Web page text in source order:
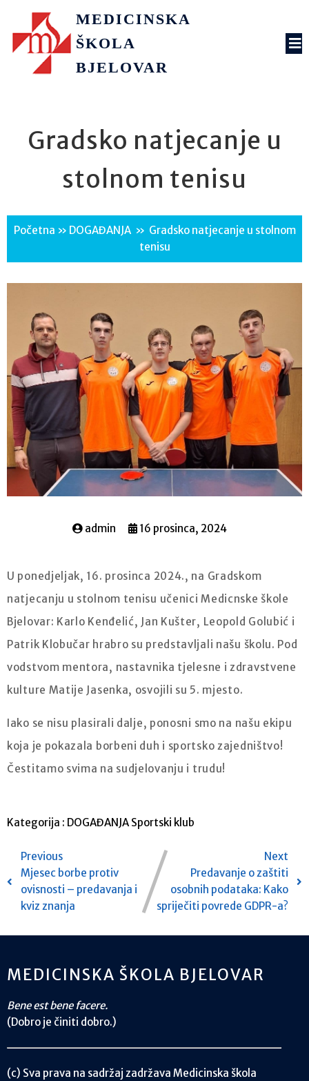
MEDICINSKA
ŠKOLA
BJELOVAR
Gradsko natjecanje u
stolnom tenisu
Početna » DOGAĐANJA » Gradsko natjecanje u stolnom
tenisu
admin 16 prosinca, 2024
U ponedjeljak, 16. prosinca 2024., na Gradskom
natjecanju u stolnom tenisu učenici Medicnske škole
Bjelovar: Karlo Kenđelić, Jan Kušter, Leopold Golubić i
Patrik Klobučar hrabro su predstavljali našu školu. Pod
vodstvom mentora, nastavnika tjelesne i zdravstvene
kulture Matije Jasenka, osvojili su 5. mjesto.
Iako se nisu plasirali dalje, ponosni smo na našu ekipu
koja je pokazala borbeni duh i sportsko zajedništvo!
Čestitamo svima na sudjelovanju i trudu!
Kategorija : DOGAĐANJA Sportski klub
Previous
Mjesec borbe protiv
ovisnosti – predavanja i
kviz znanja
Next
Predavanje o zaštiti
osobnih podataka: Kako
spriječiti povrede GDPR-a?
MEDICINSKA ŠKOLA BJELOVAR
Bene est bene facere.
(Dobro je činiti dobro.)
(c) Sva prava na sadržaj zadržava Medicinska škola